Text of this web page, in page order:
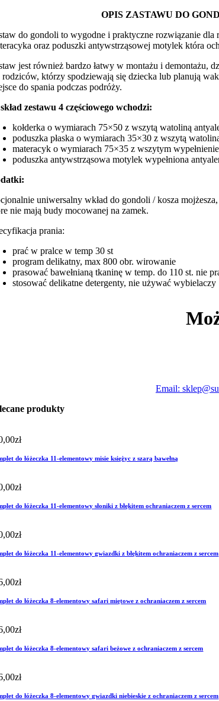
OPIS ZASTAWU DO
do gondoli to wygodne i praktyczne rozwiązanie dla
oraz poduszki antywstrząsowej motylek która
jest również bardzo łatwy w montażu i demontażu,
rodziców, którzy spodziewają się dziecka lub planują
do spania podczas podróży.
zestawu 4 częściowego wchodzi:
kołderka o wymiarach 75×50 z wszytą watoliną
poduszka płaska o wymiarach 35×30 z wszytą
materacyk o wymiarach 75×35 z wszytym
poduszka antywstrząsowa motylek wypełniona
uniwersalny wkład do gondoli / kosza
nie mają budy mocowanej na zamek.
prania:
prać w pralce w temp 30 st
program delikatny, max 800 obr. wirowanie
prasować bawełnianą tkaninę w temp. do 110 st. nie
stosować delikatne detergenty, nie używać wybielaczy
Email:
produkty
zł
do łóżeczka 11-elementowy misie księżyc z szarą bawełną
zł
do łóżeczka 11-elementowy słoniki z błękitem ochraniaczem z sercem
zł
do łóżeczka 11-elementowy gwiazdki z błękitem ochraniaczem z sercem
zł
do łóżeczka 8-elementowy safari miętowe z ochraniaczem z sercem
zł
do łóżeczka 8-elementowy safari beżowe z ochraniaczem z sercem
zł
do łóżeczka 8-elementowy gwiazdki niebieskie z ochraniaczem z sercem